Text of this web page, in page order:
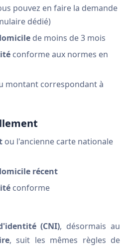
pouvez en faire la demande
dédié)
de moins de 3 mois
conforme aux normes en
montant correspondant à
ou l'ancienne carte nationale
récent
conforme
(CNI), désormais au
, suit les mêmes règles de